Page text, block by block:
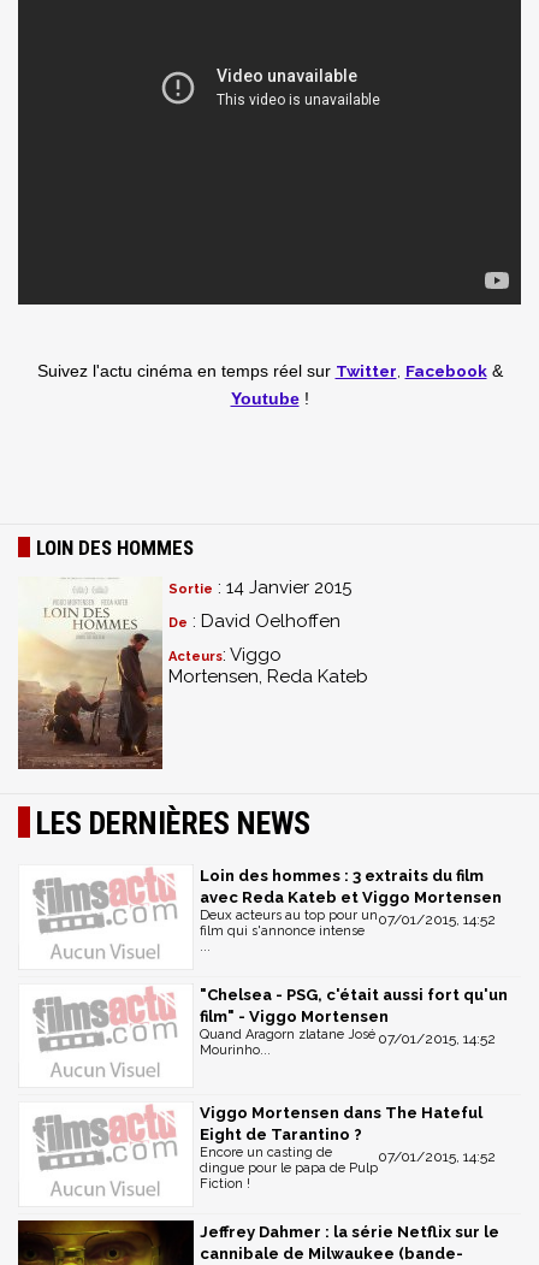
Suivez l'actu cinéma en temps réel sur Twitter Facebook&
Youtube!
LOIN DES HOMMES
Sortie : 14 Janvier 2015
De : David Oelhoffen
Acteurs: Viggo
Mortensen, Reda Kateb
LES DERNIÈRES NEWS
Loin des hommes : 3 extraits du film
avec Reda Kateb et Viggo Mortensen
07/01/2015, 14:52
Deux acteurs au top pour un
film qui s'annonce intense
...
"Chelsea - PSG, c'était aussi fort qu'un
film" - Viggo Mortensen
07/01/2015, 14:52
Quand Aragorn zlatane José
Mourinho...
Viggo Mortensen dans The Hateful
Eight de Tarantino ?
07/01/2015, 14:52
Encore un casting de
dingue pour le papa de Pulp
Fiction !
Jeffrey Dahmer : la série Netflix sur le
cannibale de Milwaukee (bande-